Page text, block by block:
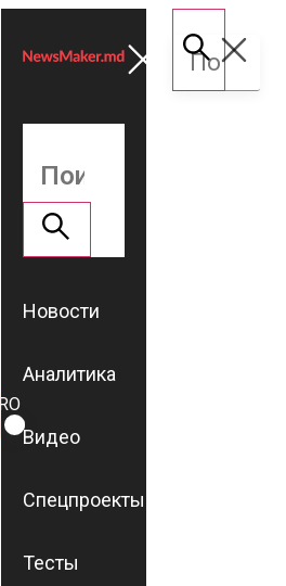
ROMÂNĂ
RU
Новости
Аналитика
Видео
Спецпроекты
Тесты